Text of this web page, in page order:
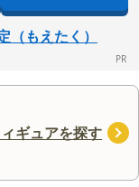
（もえたく）
ギュアを探す